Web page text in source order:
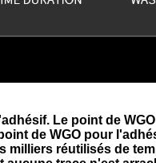
Le point de
de WGO pour
milliers réutilisés de